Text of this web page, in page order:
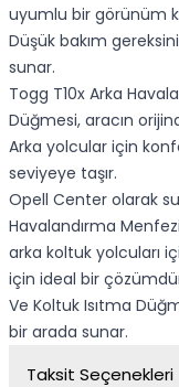
uyumlu bir görünüm
Düşük bakım
sunar.
Togg T10x Arka
Düğmesi, aracın
Arka yolcular için
seviyeye taşır.
Opell Center olarak
Havalandırma
arka koltuk yolcuları
için ideal bir
Ve Koltuk Isıtma
bir arada sunar.
Taksit Seçenekleri